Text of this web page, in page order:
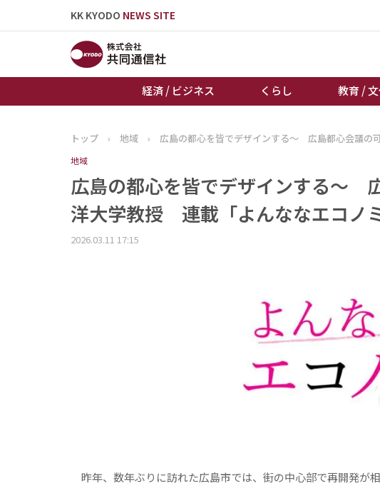
KK KYODO NEWS SITE
経済 / ビジネス くらし 教育 /
トップページ
経済 / ビ
教育 / 文化
エンタメ
トップ › 地域 › 広島の都心を皆でデザインする～ 広島都心会議
地域
広島の都心を皆でデザインする～
洋大学教授 連載「よんななエコノ
2026.03.11 17:15
昨年、数年ぶりに訪れた広島市では、街の中心部で再開発が